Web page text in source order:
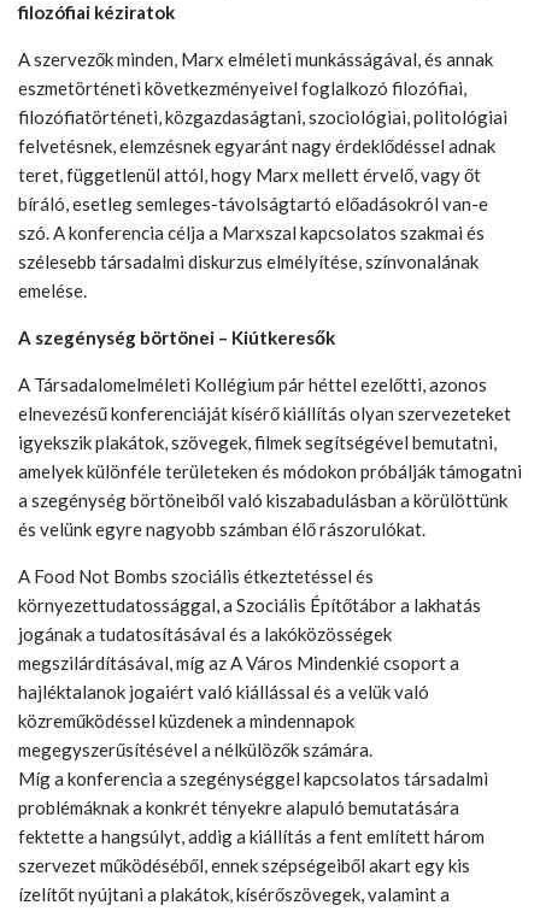
filozófiai kéziratok
A szervezők minden, Marx elméleti munkásságával, és annak
eszmetörténeti következményeivel foglalkozó filozófiai,
filozófiatörténeti, közgazdaságtani, szociológiai, politológiai
felvetésnek, elemzésnek egyaránt nagy érdeklődéssel adnak
teret, függetlenül attól, hogy Marx mellett érvelő, vagy őt
bíráló, esetleg semleges-távolságtartó előadásokról van-e
szó. A konferencia célja a Marxszal kapcsolatos szakmai és
szélesebb társadalmi diskurzus elmélyítése, színvonalának
emelése.
A szegénység börtönei – Kiútkeresők
A Társadalomelméleti Kollégium pár héttel ezelőtti, azonos
elnevezésű konferenciáját kísérő kiállítás olyan szervezeteket
igyekszik plakátok, szövegek, filmek segítségével bemutatni,
amelyek különféle területeken és módokon próbálják támogatni
a szegénység börtöneiből való kiszabadulásban a körülöttünk
és velünk egyre nagyobb számban élő rászorulókat.
A Food Not Bombs szociális étkeztetéssel és
környezettudatossággal, a Szociális Építőtábor a lakhatás
jogának a tudatosításával és a lakóközösségek
megszilárdításával, míg az A Város Mindenkié csoport a
hajléktalanok jogaiért való kiállással és a velük való
közreműködéssel küzdenek a mindennapok
megegyszerűsítésével a nélkülözők számára.
Míg a konferencia a szegénységgel kapcsolatos társadalmi
problémáknak a konkrét tényekre alapuló bemutatására
fektette a hangsúlyt, addig a kiállítás a fent említett három
szervezet működéséből, ennek szépségeiből akart egy kis
ízelítőt nyújtani a plakátok, kísérőszövegek, valamint a